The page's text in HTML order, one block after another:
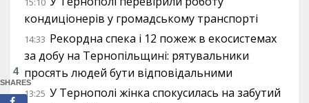
кондиціонерів у громадському транспорті
14:33 Рекордна спека і 12 пожеж в екосистемах
за добу на Тернопільщині: рятувальники
просять людей бути відповідальними
13:25 У Тернополі жінка спокусилась на забутий
4
SHARES